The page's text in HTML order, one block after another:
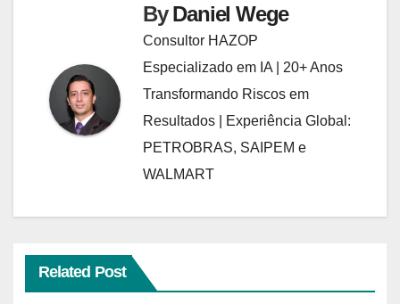
ByDaniel Wege
Consultor HAZOP
Especializado em IA | 20+ Anos
Transformando Riscos em
Resultados | Experiência Global:
PETROBRAS, SAIPEM e
WALMART
Related Post